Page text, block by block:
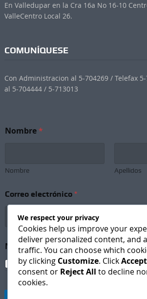
En Valledupar en la Cra 16a No 16-10
ValleCentro Local 26.
COMUNÍQUESE
Con Administracion al 5-704269 / Telefax
al 5-704444 / 5-713013
Nombre*
Nombre Apellidos
e
w
t
t
e
r
o
Correo electrónico *
Newsletter Subscription *
I agree to receive newsletters and
We respect your privacy
Cookies help us improve your
deliver personalized content, and
traffic. You can choose which
by clicking Customize. Click
consent or Reject All to decline
cookies.